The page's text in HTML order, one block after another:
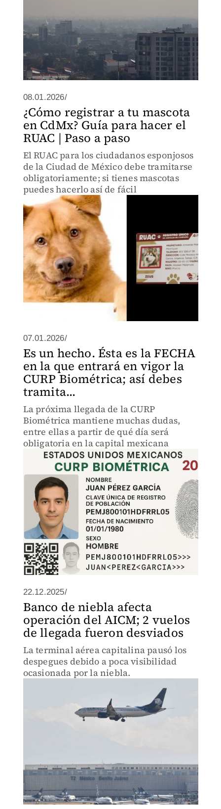
08.01.2026/
¿Cómo registrar a tu mascota
en CdMx? Guía para hacer el
RUAC | Paso a paso
El RUAC para los ciudadanos esponjosos
de la Ciudad de México debe tramitarse
obligatoriamente; si tienes mascotas
puedes hacerlo así de fácil
07.01.2026/
Es un hecho. Ésta es la FECHA
en la que entrará en vigor la
CURP Biométrica; así debes
tramita...
La próxima llegada de la CURP
Biométrica mantiene muchas dudas,
entre ellas a partir de qué día será
obligatoria en la capital mexicana
22.12.2025/
Banco de niebla afecta
operación del AICM; 2 vuelos
de llegada fueron desviados
La terminal aérea capitalina pausó los
despegues debido a poca visibilidad
ocasionada por la niebla.